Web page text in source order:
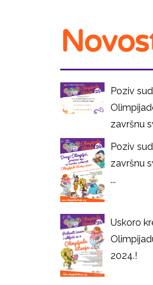
Poziv
završnu
Poziv
završnu
...
Uskoro
2024.!